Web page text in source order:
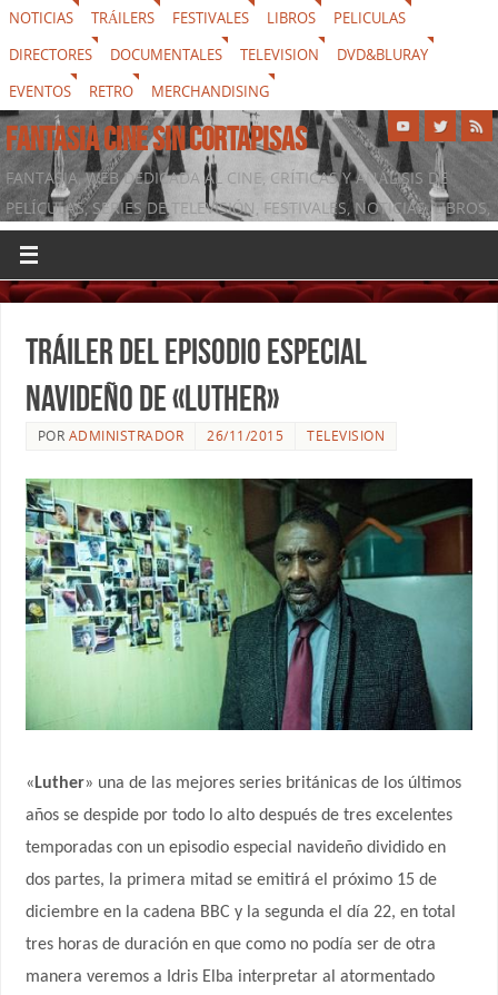
NOTICIAS TRÁILERS FESTIVALES LIBROS
PELICULAS
DIRECTORES
DOCUMENTALES TELEVISION
DVD&BLURAY
EVENTOS
RETRO MERCHANDISING
FANTASIA CINE SIN CORTAPISAS
FANTASIA, WEB DEDICADA AL CINE, CRÍTICAS Y ANÁLISIS DE
PELÍCULAS, SERIES DE TELEVISIÓN, FESTIVALES, NOTICIAS, LIBROS,
DVD & BLURAY, MERCHANDISING Y TODO LO QUE RODEA AL
SÉPTIMO ARTE
Tráiler del episodio especial
navideño de «Luther»
POR ADMINISTRADOR 26/11/2015 TELEVISION
« Luther» una de las mejores series británicas de los últimos
años se despide por todo lo alto después de tres excelentes
temporadas con un episodio especial navideño dividido en
dos partes, la primera mitad se emitirá el próximo 15 de
diciembre en la cadena BBC y la segunda el día 22, en total
tres horas de duración en que como no podía ser de otra
manera veremos a Idris Elba interpretar al atormentado